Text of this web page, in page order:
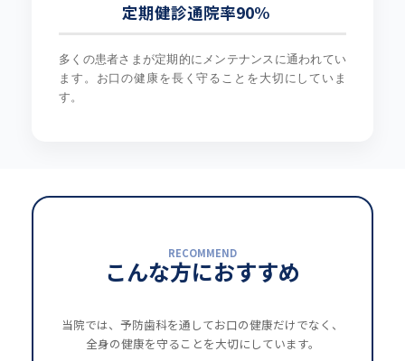
定期健診通院率90%
多くの患者さまが定期的にメンテナンスに通われてい
ます。お口の健康を長く守ることを大切にしていま
す。
RECOMMEND
こんな方におすすめ
当院では、予防歯科を通してお口の健康だけでなく、
全身の健康を守ることを大切にしています。